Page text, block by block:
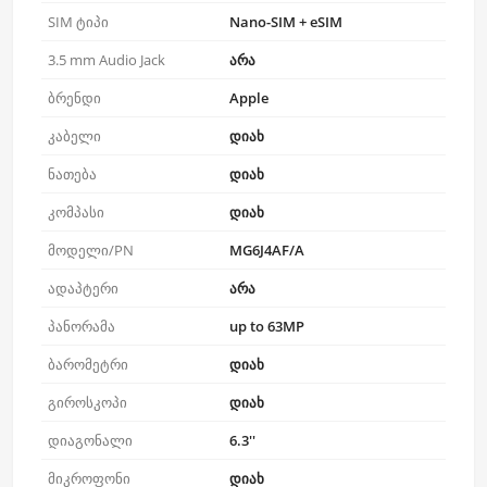
SIM ტიპი
Nano-SIM + eSIM
3.5 mm Audio Jack
არა
ბრენდი
Apple
კაბელი
დიახ
ნათება
დიახ
კომპასი
დიახ
მოდელი/PN
MG6J4AF/A
ადაპტერი
არა
პანორამა
up to 63MP
ბარომეტრი
დიახ
გიროსკოპი
დიახ
დიაგონალი
6.3''
მიკროფონი
დიახ